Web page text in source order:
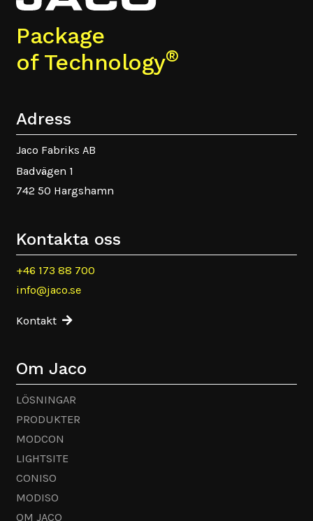
Package
of Technology®
Adress
Jaco Fabriks AB
Badvägen 1
742 50 Hargshamn
Kontakta oss
+46 173 88 700
info@jaco.se
Kontakt
Om Jaco
LÖSNINGAR
PRODUKTER
MODCON
LIGHTSITE
CONISO
MODISO
OM JACO